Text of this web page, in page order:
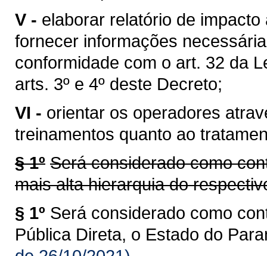
V - elaborar relatório de
fornecer informações
conformidade com o art. 32 da
arts. 3º e 4º deste Decreto;
VI - orientar os operadores
treinamentos quanto ao
§ 1º Será considerado como
mais alta hierarquia do
§ 1º Será considerado como
Pública Direta, o Estado do